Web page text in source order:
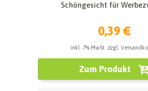
Schöngesicht für
0,39 €
inkl. 7% MwSt. zzgl.
Zum Produkt